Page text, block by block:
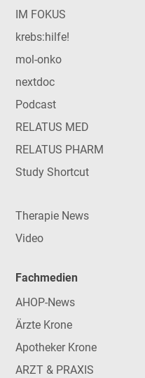
IM FOKUS
krebs:hilfe!
mol-onko
nextdoc
Podcast
RELATUS MED
RELATUS PHARM
Study Shortcut
Therapie News
Video
Fachmedien
AHOP-News
Ärzte Krone
Apotheker Krone
ARZT & PRAXIS